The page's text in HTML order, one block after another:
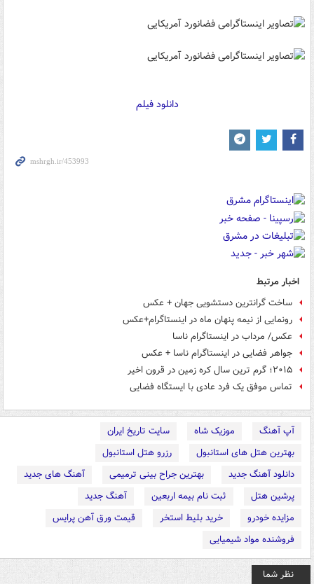
دانلود فیلم
اخبار مرتبط
ساخت گرانترین دستشویی جهان + عکس
رونمایی از نیمه پنهان ماه در اینستاگرام+عکس
عکس/ مرداب در اینستاگرام ناسا
جواهر فضایی در اینستاگرام ناسا + عکس
۲۰۱۵؛ گرم ترین سال کره زمین در قرون اخیر
تماس موفق یک فرد عادی با ایستگاه فضایی
آپ آهنگ موزیک شاه
سایت تاریخ ایران
بهترین هتل های استانبول
رزرو هتل استانبول
دانلود آهنگ جدید
بهترین جراح بینی ترمیمی
آهنگ های جدید
پرشین هتل
ثبت نام بیمه اربعین
آهنگ جدید
مزایده خودرو
خرید بلیط استخر
قیمت ورق آهن پرایس
فروشنده مواد شیمیایی
نظر شما